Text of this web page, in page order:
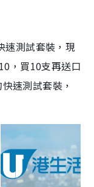
測試套裝，現
，買10支再送口
速測試套裝，